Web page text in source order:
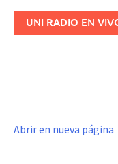
UNI RADIO EN
Abrir en nueva página